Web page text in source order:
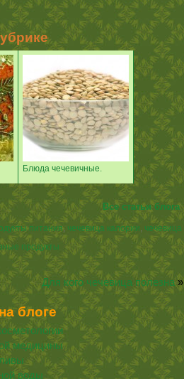
Блюда чечевичные.
Все статьи блога
питания, чечевица калории
чечевица
продукты
Для кого чечевица полезна »
блоге
медицины
воды